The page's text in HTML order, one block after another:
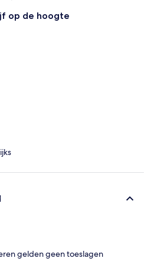
op de hoogte
gelden geen toeslagen